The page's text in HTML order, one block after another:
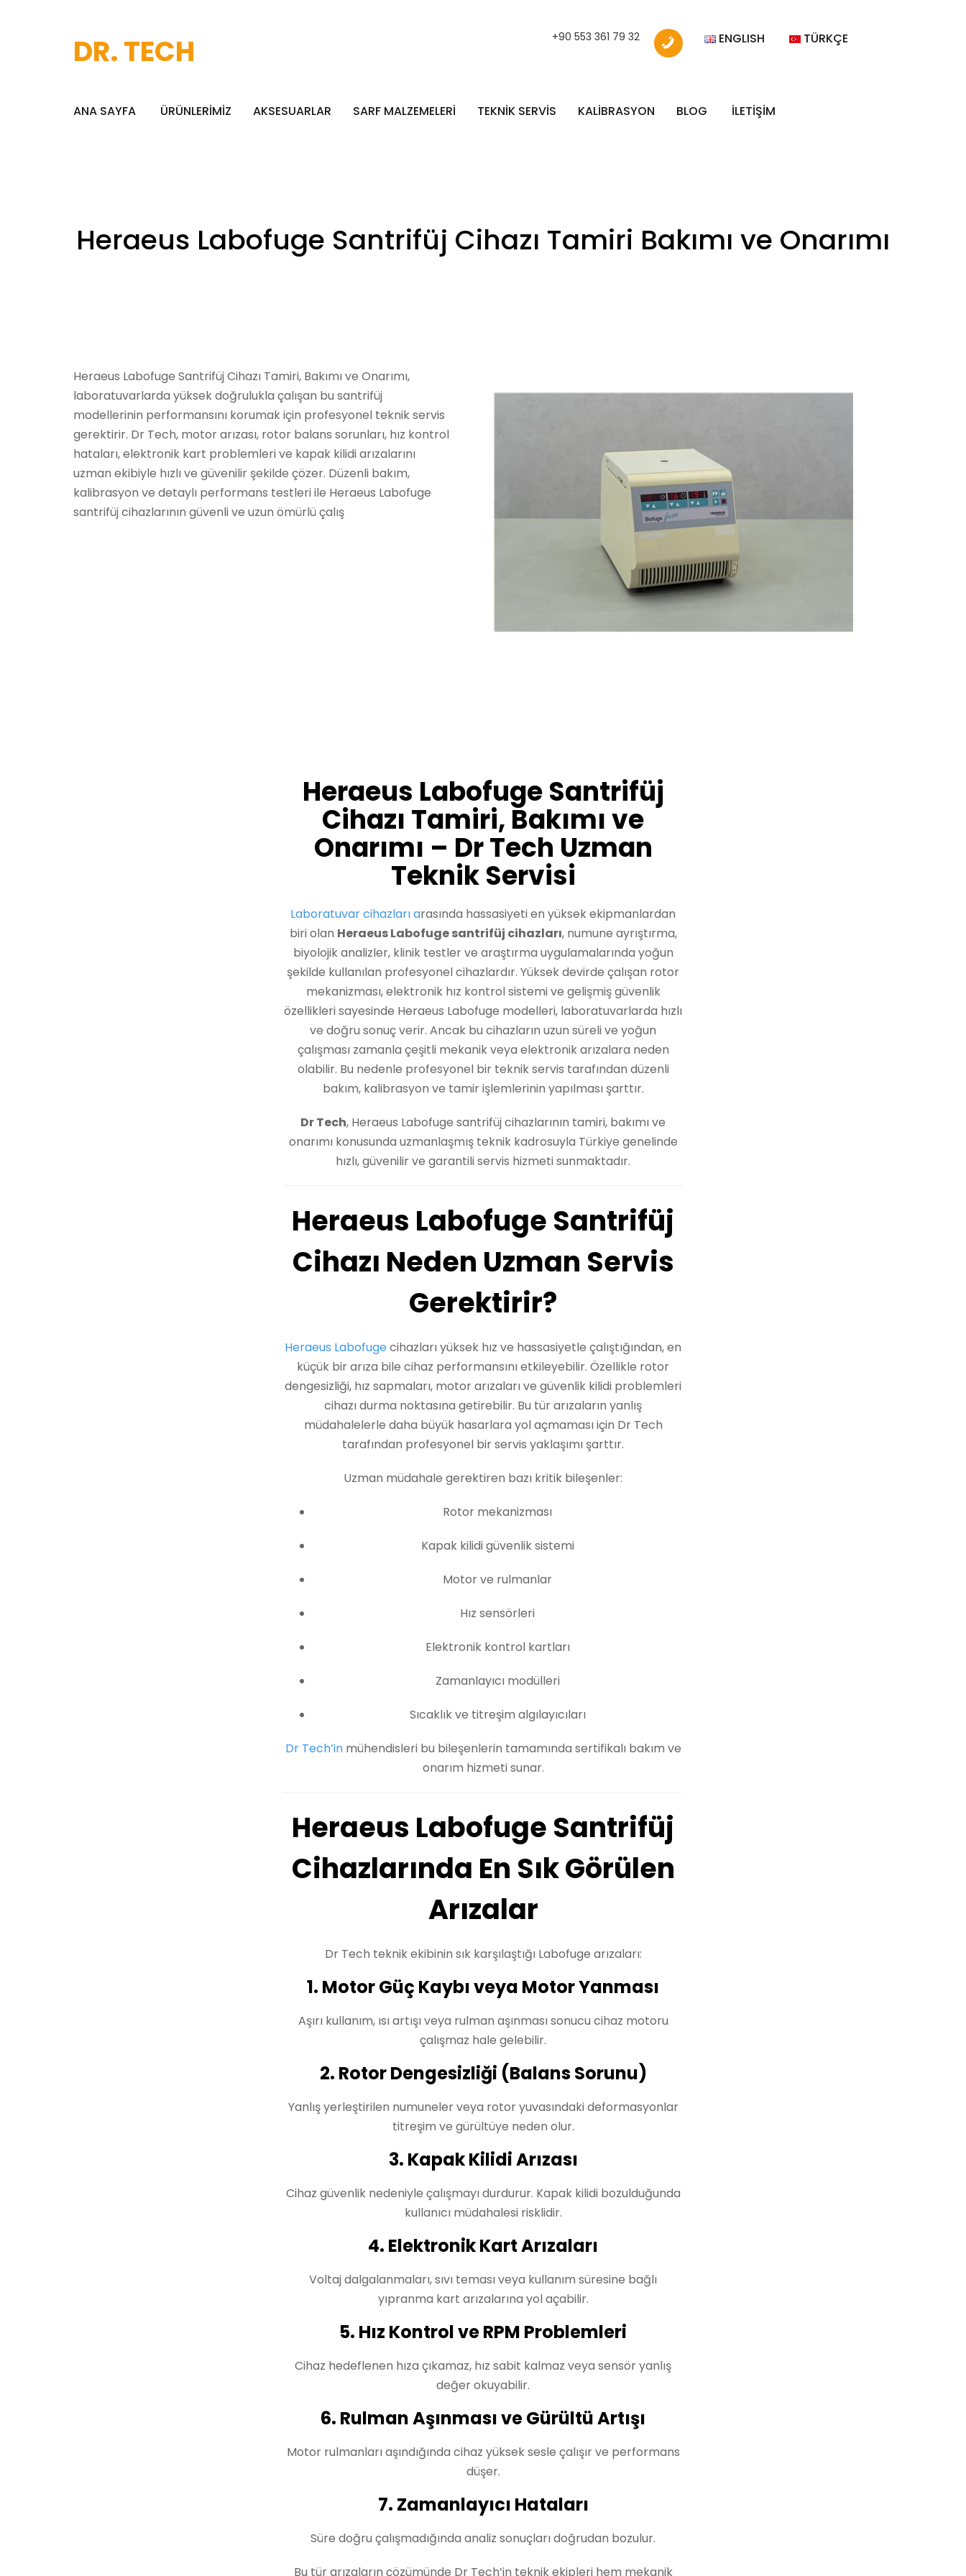
DR. TECH +90 553 361 79 32 ENGLISH TÜRKÇE
ANA SAYFA ÜRÜNLERİMİZ AKSESUARLAR SARF MALZEMELERİ TEKNİK SERVİS KALİBRASYON BLOG İLETİŞİM
Heraeus Labofuge Santrifüj Cihazı Tamiri Bakımı ve Onarımı
Heraeus Labofuge Santrifüj Cihazı Tamiri, Bakımı ve Onarımı,
laboratuvarlarda yüksek doğrulukla çalışan bu santrifüj
modellerinin performansını korumak için profesyonel teknik servis
gerektirir. Dr Tech, motor arızası, rotor balans sorunları, hız kontrol
hataları, elektronik kart problemleri ve kapak kilidi arızalarını
uzman ekibiyle hızlı ve güvenilir şekilde çözer. Düzenli bakım,
kalibrasyon ve detaylı performans testleri ile Heraeus Labofuge
santrifüj cihazlarının güvenli ve uzun ömürlü çalış
Heraeus Labofuge Santrifüj
Cihazı Tamiri, Bakımı ve
Onarımı – Dr Tech Uzman
Teknik Servisi
Laboratuvar cihazları arasında hassasiyeti en yüksek ekipmanlardan
biri olan Heraeus Labofuge santrifüj cihazları, numune ayrıştırma,
biyolojik analizler, klinik testler ve araştırma uygulamalarında yoğun
şekilde kullanılan profesyonel cihazlardır. Yüksek devirde çalışan rotor
mekanizması, elektronik hız kontrol sistemi ve gelişmiş güvenlik
özellikleri sayesinde Heraeus Labofuge modelleri, laboratuvarlarda hızlı
ve doğru sonuç verir. Ancak bu cihazların uzun süreli ve yoğun
çalışması zamanla çeşitli mekanik veya elektronik arızalara neden
olabilir. Bu nedenle profesyonel bir teknik servis tarafından düzenli
bakım, kalibrasyon ve tamir işlemlerinin yapılması şarttır.
Dr Tech, Heraeus Labofuge santrifüj cihazlarının tamiri, bakımı ve
onarımı konusunda uzmanlaşmış teknik kadrosuyla Türkiye genelinde
hızlı, güvenilir ve garantili servis hizmeti sunmaktadır.
Heraeus Labofuge Santrifüj
Cihazı Neden Uzman Servis
Gerektirir?
Heraeus Labofugecihazları yüksek hız ve hassasiyetle çalıştığından, en
küçük bir arıza bile cihaz performansını etkileyebilir. Özellikle rotor
dengesizliği, hız sapmaları, motor arızaları ve güvenlik kilidi problemleri
cihazı durma noktasına getirebilir. Bu tür arızaların yanlış
müdahalelerle daha büyük hasarlara yol açmaması için Dr Tech
tarafından profesyonel bir servis yaklaşımı şarttır.
Uzman müdahale gerektiren bazı kritik bileşenler:
Rotor mekanizması
Kapak kilidi güvenlik sistemi
Motor ve rulmanlar
Hız sensörleri
Elektronik kontrol kartları
Zamanlayıcı modülleri
Sıcaklık ve titreşim algılayıcıları
Dr Tech’inmühendisleri bu bileşenlerin tamamında sertifikalı bakım ve
onarım hizmeti sunar.
Heraeus Labofuge Santrifüj
Cihazlarında En Sık Görülen
Arızalar
Dr Tech teknik ekibinin sık karşılaştığı Labofuge arızaları:
1. Motor Güç Kaybı veya Motor Yanması
Aşırı kullanım, ısı artışı veya rulman aşınması sonucu cihaz motoru
çalışmaz hale gelebilir.
2. Rotor Dengesizliği (Balans Sorunu)
Yanlış yerleştirilen numuneler veya rotor yuvasındaki deformasyonlar
titreşim ve gürültüye neden olur.
3. Kapak Kilidi Arızası
Cihaz güvenlik nedeniyle çalışmayı durdurur. Kapak kilidi bozulduğunda
kullanıcı müdahalesi risklidir.
4. Elektronik Kart Arızaları
Voltaj dalgalanmaları, sıvı teması veya kullanım süresine bağlı
yıpranma kart arızalarına yol açabilir.
5. Hız Kontrol ve RPM Problemleri
Cihaz hedeflenen hıza çıkamaz, hız sabit kalmaz veya sensör yanlış
değer okuyabilir.
6. Rulman Aşınması ve Gürültü Artışı
Motor rulmanları aşındığında cihaz yüksek sesle çalışır ve performans
düşer.
7. Zamanlayıcı Hataları
Süre doğru çalışmadığında analiz sonuçları doğrudan bozulur.
Bu tür arızaların çözümünde Dr Tech’in teknik ekipleri hem mekanik